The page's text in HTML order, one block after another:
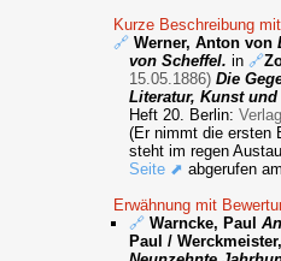
Kurze Beschreibung
🔗 Werner, Anton von
von Scheffel.in🔗
15.05.1886) Die
Literatur, Kunst
Heft 20. Berlin:
(Er nimmt die ersten
steht im regen
Seite ⬈ abgerufen
Erwähnung mit
🔗 Warncke, Paul
Paul /